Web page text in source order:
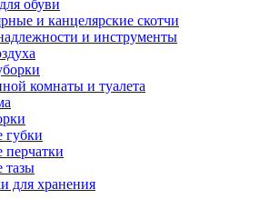
обуви
и канцелярские скотчи
и инструменты
комнаты и туалета
губки
перчатки
тазы
для хранения